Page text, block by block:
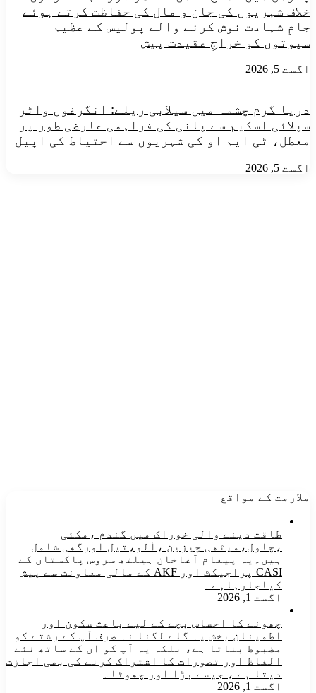
خلاف شہریوں کی جان و مال کی حفاظت کرتے ہوئے
جامِ شہادت نوش کرنے والے پولیس کے عظیم
سپوتوں کو خراجِ عقیدت پیش
اگست 5, 2026
دریا گرم چشمہ میں سیلابی ریلے: انگرغوں واٹر
سپلائی اسکیم سے پانی کی فراہمی عارضی طور پر
معطل، ٹی ایم او کی شہریوں سے احتیاط کی اپیل
اگست 5, 2026
ملازمت کے مواقع
طاقت دینے والی خوراک میں گندم ،مکئی
،چاول،میٹھی چیزین ،آلو،تیل اورگھی شامل
ہیں۔یہ پیغام آغاخان ہیلتھ سروس پاکستان کے
CASI پراجیکٹ اور AKF کے مالی معاونت سے پیش
کیاجارہاہے۔
اگست 1, 2026
چھونے کا احساس بچے کے لیے باعث سکون اور
اطمینان بخش یہ گلے لگنا نہ صرف آپ کے رشتے کو
مضبوط بناتا ہے، بلکہ یہ آپ کو ان کے ساتھ نئے
الفاظ اور تصورات کا اشتراک کرنے کی بھی اجازت
دیتا ہے ، جیسے بڑا اور چھوٹا۔
اگست 1, 2026